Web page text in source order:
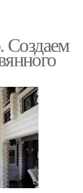
Создаем